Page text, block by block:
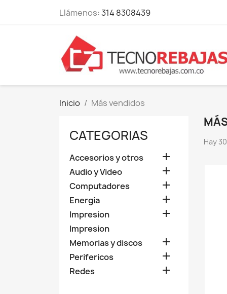
Llámenos:314 8308439
Inicio Más vendidos
CATEGORIAS
Accesorios y otros 
Audio y Video 
Computadores 
Energia 
Impresion 
Impresion
Memorias y discos

Perifericos 
Redes 
Hay